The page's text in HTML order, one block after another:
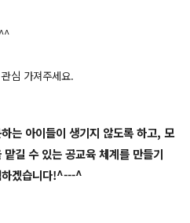
심 가져주세요.
는 아이들이 생기지 않도록 하고, 모
길 수 있는 공교육 체계를 만들기
하겠습니다!^---^